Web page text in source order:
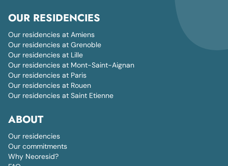
OUR RESIDENCIES
Our residencies at Amiens
Our residencies at Grenoble
Our residencies at Lille
Our residencies at Mont-Saint-Aignan
Our residencies at Paris
Our residencies at Rouen
Our residencies at Saint Etienne
ABOUT
Our residencies
Our commitments
Why Neoresid?